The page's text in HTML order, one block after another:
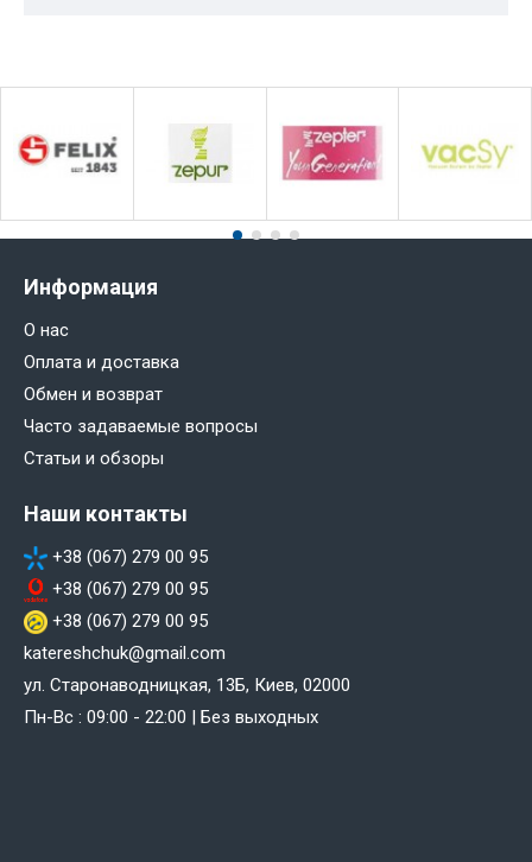
Информация
О нас
Оплата и доставка
Обмен и возврат
Часто задаваемые вопросы
Статьи и обзоры
Наши контакты
+38 (067) 279 00 95
+38 (067) 279 00 95
+38 (067) 279 00 95
katereshchuk@gmail.com
ул. Старонаводницкая, 13Б, Киев, 02000
Пн-Вс : 09:00 - 22:00 | Без выходных